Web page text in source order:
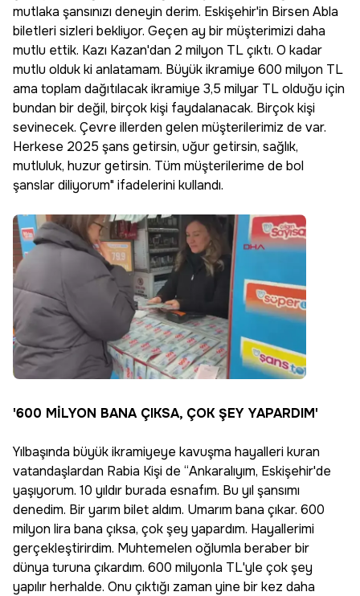
mutlaka şansınızı deneyin derim. Eskişehir'in Birsen Abla
biletleri sizleri bekliyor. Geçen ay bir müşterimizi daha
mutlu ettik. Kazı Kazan'dan 2 milyon TL çıktı. O kadar
mutlu olduk ki anlatamam. Büyük ikramiye 600 milyon TL
ama toplam dağıtılacak ikramiye 3,5 milyar TL olduğu için
bundan bir değil, birçok kişi faydalanacak. Birçok kişi
sevinecek. Çevre illerden gelen müşterilerimiz de var.
Herkese 2025 şans getirsin, uğur getirsin, sağlık,
mutluluk, huzur getirsin. Tüm müşterilerime de bol
şanslar diliyorum" ifadelerini kullandı.
'600 MİLYON BANA ÇIKSA, ÇOK ŞEY YAPARDIM'
Yılbaşında büyük ikramiyeye kavuşma hayalleri kuran
vatandaşlardan Rabia Kişi de “Ankaralıyım, Eskişehir'de
yaşıyorum. 10 yıldır burada esnafım. Bu yıl şansımı
denedim. Bir yarım bilet aldım. Umarım bana çıkar. 600
milyon lira bana çıksa, çok şey yapardım. Hayallerimi
gerçekleştirirdim. Muhtemelen oğlumla beraber bir
dünya turuna çıkardım. 600 milyonla TL'yle çok şey
yapılır herhalde. Onu çıktığı zaman yine bir kez daha